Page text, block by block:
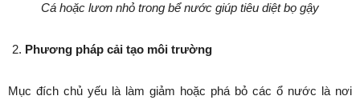
Cá hoặc lươn nhỏ trong bể nước giúp tiêu diệt bọ gậy
Phương pháp cải tạo môi trường
Mục đích chủ yếu là làm giảm hoặc phá bỏ các ổ nước là nơi